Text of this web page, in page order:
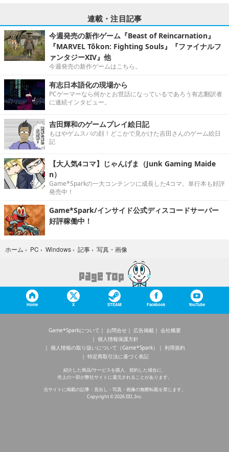
連載・注目記事
今週発売の新作ゲーム『Beast of Reincarnation』
『MARVEL Tōkon: Fighting Souls』『ファイナルフ
ァンタジーXIV』他
今週発売の新作ゲームはこちら。
有志日本語化の現場から
PCゲーマーなら何かとお世話になっているであろう有志翻訳者
に連続インタビュー。
吉田輝和のゲームプレイ絵日記
もはやゲムスパの顔！どこかで見かけた吉田さんのゲーム絵日
記
【大人気4コマ】じゃんげま（Junk Gaming Maide
n）
Game*Sparkの一大コンテンツに成長した4コマ。単行本も好評
発売中！
Game*Spark/インサイド公式ディスコードサーバー
好評稼働中！
ホーム › PC › Windows › 記事 › 写真・画像
Home X STEAM Facebook YouTube
Game*Sparkについて お問合せ 広告掲載
会社概要
個人情報保護方針
個人情報の取り扱いについて（Game*Spark）
利用規約
特定商取引法に基づく表記
紹介した商品/サービスを購入、契約した場合に、
売上の一部が弊社サイトに還元されることがあります。
当サイトに掲載の記事・見出し・写真・画像の無断転載を禁じます。
Copyright © 2026 IID, Inc.